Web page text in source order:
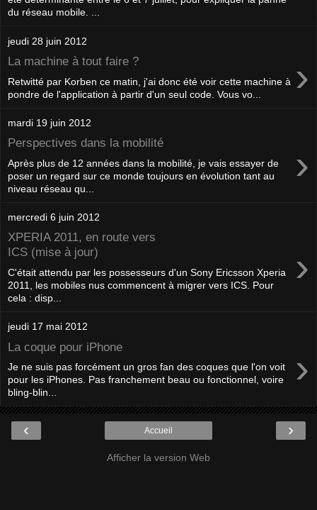
du réseau mobile. ...
jeudi 28 juin 2012
La machine à tout faire ? ›
Retwitté par Korben ce matin, j'ai donc été voir cette machine à
pondre de l'application à partir d'un seul code. Vous vo...
mardi 19 juin 2012
Perspectives dans la mobilité ›
Après plus de 12 années dans la mobilité, je vais essayer de
poser un regard sur ce monde toujours en évolution tant au
niveau réseau qu...
mercredi 6 juin 2012
XPERIA 2011, en route vers
ICS (mise à jour)
›
C'était attendu par les possesseurs d'un Sony Ericsson Xperia
2011, les mobiles nus commencent à migrer vers ICS. Pour
cela : disp...
jeudi 17 mai 2012
La coque pour iPhone ›
Je ne suis pas forcément un gros fan des coques que l'on voit
pour les iPhones. Pas franchement beau ou fonctionnel, voire
bling-blin...
‹ ›
Accueil
Afficher la version Web